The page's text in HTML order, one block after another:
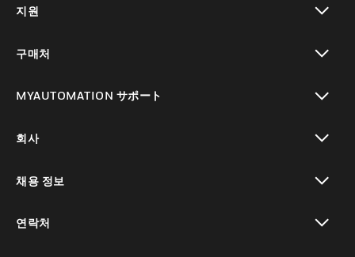
지원
구매처
MYAUTOMATION サポート
회사
채용 정보
연락처